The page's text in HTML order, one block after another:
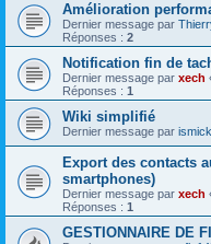
Amélioration
Dernier message par
Réponses : 2
Notification fin de
Dernier message par xech
Réponses : 1
Wiki simplifié
Dernier message par
Export des contacts
smartphones)
Dernier message par xech
Réponses : 1
GESTIONNAIRE DE